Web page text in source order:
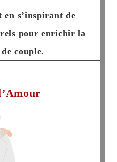
en s’inspirant de
pour enrichir la
couple.